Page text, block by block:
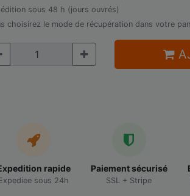
sous 48 h (jours ouvrés)
choisirez le mode de récupération dans votre
rapide
sous 24h
Paiement sécurisé
SSL + Stripe